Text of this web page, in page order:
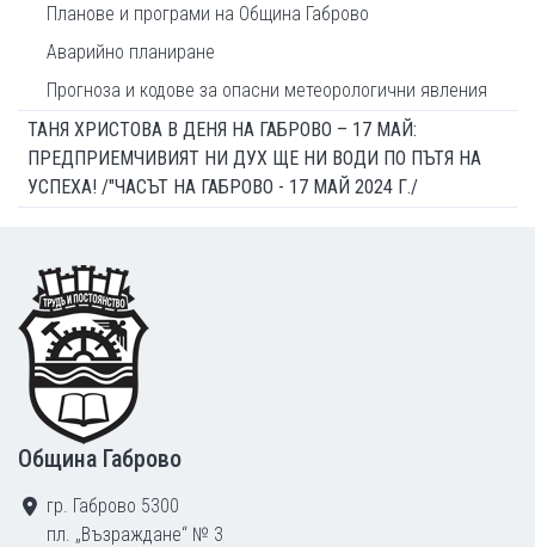
Планове и програми на Община Габрово
Аварийно планиране
Прогноза и кодове за опасни метеорологични явления
ТАНЯ ХРИСТОВА В ДЕНЯ НА ГАБРОВО – 17 МАЙ:
ПРЕДПРИЕМЧИВИЯТ НИ ДУХ ЩЕ НИ ВОДИ ПО ПЪТЯ НА
УСПЕХА! /"ЧАСЪТ НА ГАБРОВО - 17 МАЙ 2024 Г./
Footer
Община Габрово
гр. Габрово 5300
пл. „Възраждане“ № 3